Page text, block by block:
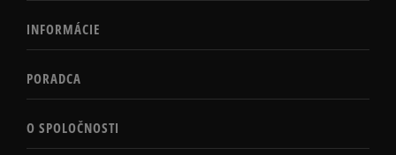
INFORMÁCIE
PORADCA
O SPOLOČNOSTI